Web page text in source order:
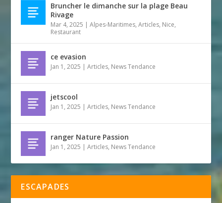
Bruncher le dimanche sur la plage Beau
Rivage
Mar 4, 2025 |Alpes-Maritimes,Articles, Nice,
Restaurant
ce evasion
Jan 1, 2025 |Articles, News Tendance
jetscool
Jan 1, 2025 |Articles, News Tendance
ranger Nature Passion
Jan 1, 2025 |Articles, News Tendance
ESCAPADES